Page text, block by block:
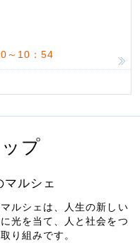
～10：54
プ
マルシェ
ルシェは、人生の新しい
光を当て、人と社会をつ
り組みです。